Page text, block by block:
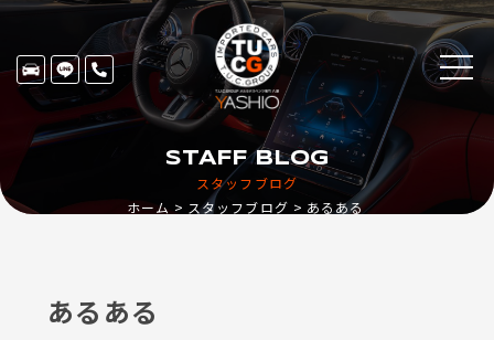
スタッフブログ
STAFF BLOG
ホーム スタッフブログ あるある
あるある